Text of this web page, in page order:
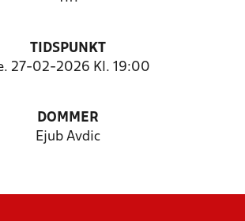
TIDSPUNKT
27-02-2026 Kl. 19:00
DOMMER
Ejub Avdic